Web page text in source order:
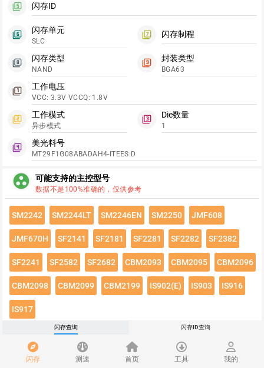
迎积极反馈，Flashinfo尽量维护最正确的
指导性数据
▪Flashinfo APP更新技术规格和量产工具标
签啦，使用更加丝滑，快点击下载吧
闪存 测速 首页 工具 我的
filter_5 闪存ID
filter_6
闪存单元
SLC
filter_7 闪存制程
filter_8
闪存类型
NAND
filter_9
封装类型
BGA63
filter_1
工作电压
VCC: 3.3V VCCQ: 1.8V
filter_2
工作模式
异步模式
filter_3
Die数量
1
filter_4
美光料号
MT29F1G08ABADAH4-ITEES:D
group_work 可能支持的主控型号
数据不是100%准确的，仅供参考
SM2242 SM2244LT SM2246EN SM2250 JMF608
JMF670H SF2141 SF2181 SF2281 SF2282 SF2382
SF2241 SF2582 SF2682 CBM2093 CBM2095 CBM2096
CBM2098 CBM2099 CBM2199 IS902(E) IS903 IS916
IS917
点击绿色按钮有惊喜哦~
闪存速度
闪存查询 闪存ID查询